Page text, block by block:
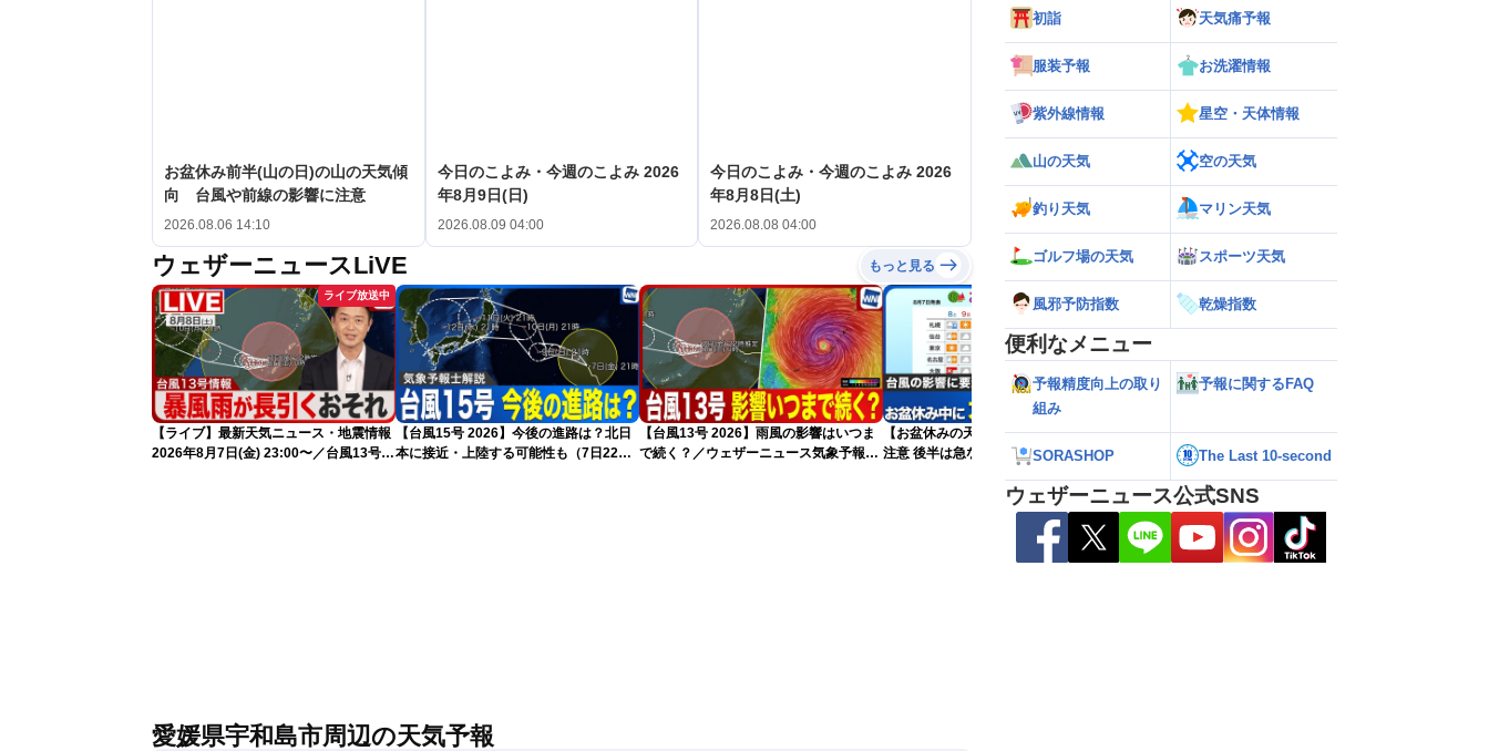
お盆休み前半(山の日)の山の天気傾
向 台風や前線の影響に注意
2026.08.06 14:10
今日のこよみ・今週のこよみ 2026
年8月9日(日)
2026.08.09 04:00
今日のこよみ・今週のこよみ 2026
年8月8日(土)
2026.08.08 04:00
ウェザーニュースLiVE もっと見る
ライブ放送中
【ライブ】最新天気ニュース・地震情報
2026年8月7日(金) 23:00〜／台風13号の
【台風15号 2026】今後の進路は？北日
本に接近・上陸する可能性も（7日22時
【台風13号 2026】雨風の影響はいつま
で続く？／ウェザーニュース気象予報士
【お盆休みの天気2026】台風の影響に要
注意 後半は急な雷雨の心配も
【ゲリラ雷雨】長野県で1時間に約
100mmの猛烈な雨／気象防災速報・記
愛媛県宇和島市周辺の天気予報
初詣 天気痛予報
服装予報 お洗濯情報
紫外線情報 星空・天体情報
山の天気 空の天気
釣り天気 マリン天気
ゴルフ場の天気 スポーツ天気
風邪予防指数 乾燥指数
便利なメニュー
予報精度向上の取り
組み
予報に関するFAQ
SORASHOP The Last 10-second
ウェザーニュース公式SNS